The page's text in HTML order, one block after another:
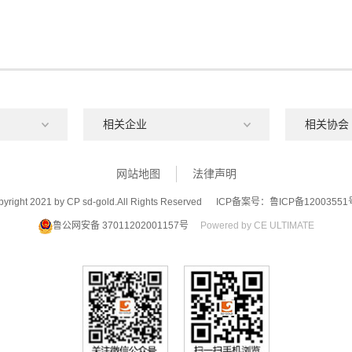
网站地图 法律声明
2021 by CP sd-gold.All Rights Reserved ICP备案号：鲁ICP备12003551
鲁公网安备 37011202001157号 Powered by CE ULTIMATE